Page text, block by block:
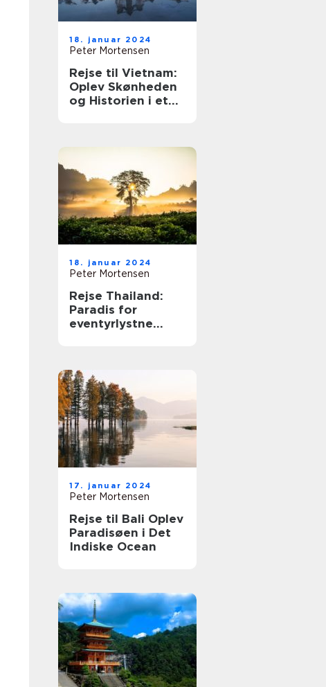
18. januar 2024
Peter Mortensen
Rejse til Vietnam:
Oplev Skønheden
og Historien i et
18. januar 2024
Peter Mortensen
Rejse Thailand:
Paradis for
eventyrlystne
17. januar 2024
Peter Mortensen
Rejse til Bali Oplev
Paradisøen i Det
Indiske Ocean